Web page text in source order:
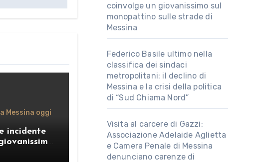
Messina oggi
incidente
sulle
coinvolge un giovanissimo sul
monopattino sulle strade di
Messina
Federico Basile ultimo nella
classifica dei sindaci
metropolitani: il declino di
Messina e la crisi della politica
di “Sud Chiama Nord”
Visita al carcere di Gazzi:
Associazione Adelaide Aglietta
e Camera Penale di Messina
denunciano carenze di